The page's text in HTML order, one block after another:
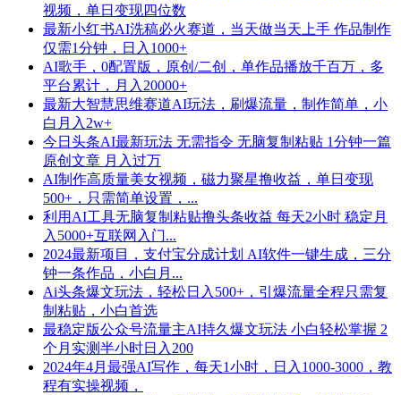
视频，单日变现四位数
最新小红书AI洗稿必火赛道，当天做当天上手 作品制作
仅需1分钟，日入1000+
AI歌手，0配置版，原创/二创，单作品播放千百万，多
平台累计，月入20000+
最新大智慧思维赛道AI玩法，刷爆流量，制作简单，小
白月入2w+
今日头条AI最新玩法 无需指令 无脑复制粘贴 1分钟一篇
原创文章 月入过万
AI制作高质量美女视频，磁力聚星撸收益，单日变现
500+，只需简单设置，...
利用AI工具无脑复制粘贴撸头条收益 每天2小时 稳定月
入5000+互联网入门...
2024最新项目，支付宝分成计划 AI软件一键生成，三分
钟一条作品，小白月...
Ai头条爆文玩法，轻松日入500+，引爆流量全程只需复
制粘贴，小白首选
最稳定版公众号流量主AI持久爆文玩法 小白轻松掌握 2
个月实测半小时日入200
2024年4月最强AI写作，每天1小时，日入1000-3000，教
程有实操视频，